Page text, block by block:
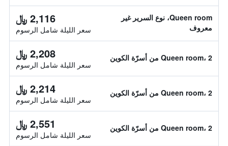
Queen room، نوع السرير غير
معروف
2,116 ﷼
سعر الليلة شامل الرسوم
Queen room، 2 من أسرّة الكوين 2,208 ﷼
سعر الليلة شامل الرسوم
Queen room، 2 من أسرّة الكوين 2,214 ﷼
سعر الليلة شامل الرسوم
Queen room، 2 من أسرّة الكوين 2,551 ﷼
سعر الليلة شامل الرسوم